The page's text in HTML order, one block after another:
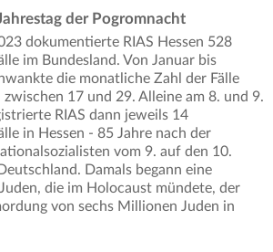
der Pogromnacht
dokumentierte RIAS Hessen 528
im Bundesland. Von Januar bis
die monatliche Zahl der Fälle
17 und 29. Alleine am 8. und 9.
RIAS dann jeweils 14
in Hessen - 85 Jahre nach der
vom 9. auf den 10.
Damals begann eine
die im Holocaust mündete, der
von sechs Millionen Juden in